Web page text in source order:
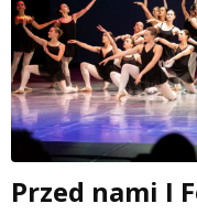
Przed nami I